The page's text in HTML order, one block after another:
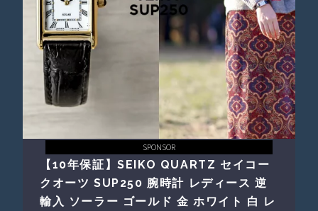
【10年保証】SEIKO QUARTZ セイコー
クオーツ SUP250 腕時計 レディース 逆
輸入 ソーラー ゴールド 金 ホワイト 白 レ
SPONSOR